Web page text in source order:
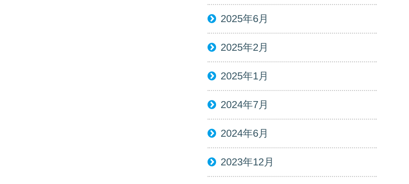
2025年6月
2025年2月
2025年1月
2024年7月
2024年6月
2023年12月